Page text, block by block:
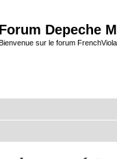
Forum Depeche
sur le forum